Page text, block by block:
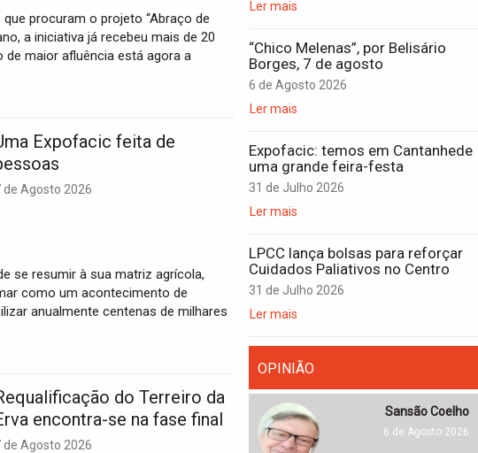
procuram o projeto “Abraço de
a iniciativa já recebeu mais de 20
de maior afluência está agora a
Expofacic feita de
de Agosto 2026
se resumir à sua matriz agrícola,
como um acontecimento de
anualmente centenas de milhares
do Terreiro da
encontra-se na fase final
de Agosto 2026
Ler mais
“Chico Melenas”, por Belisário
Borges, 7 de agosto
6 de Agosto 2026
Ler mais
Expofacic: temos em Cantanhede
uma grande feira-festa
31 de Julho 2026
Ler mais
LPCC lança bolsas para reforçar
Cuidados Paliativos no Centro
31 de Julho 2026
Ler mais
OPINIÃO
Sansão Coelho
6 de Agosto 2026